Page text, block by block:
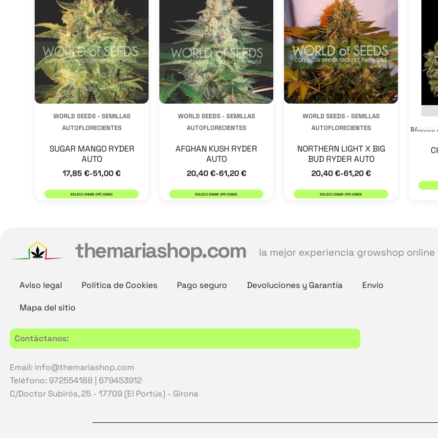
WORLD SEEDS - SEMILLAS
AUTOFLORECIENTES
SUGAR MANGO RYDER
AUTO
17,85 €-51,00€
SELECCIONAR OPCIONES
múltiples
variantes.
Las
opciones
se
pueden
producto
WORLD SEEDS - SEMILLAS
AUTOFLORECIENTES
AFGHAN KUSH RYDER
AUTO
20,40€-61,20€
SELECCIONAR OPCIONES
múltiples
variantes.
Las
opciones
se
pueden
producto
WORLD SEEDS - SEMILLAS
AUTOFLORECIENTES
NORTHERN LIGHT X BIG
BUD RYDER AUTO
20,40€-61,20€
SELECCIONAR OPCIONES
tiene
variantes.
Las
opciones
se
pueden
producto
BANCOS
themariashop.com la mejor experiencia growshop online
Aviso legal Política de Cookies Pago seguro Devoluciones y Garantía Envío
Mapa del sitio
Contáctanos:
Email: info@themariashop.com
Teléfono: 972554188 | 679453912
C/Doctor Subirós, 25 - 17709 (El Portús) - Girona